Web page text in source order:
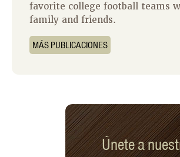
favorite college football teams
family and friends.
MÁS PUBLICACIONES
Únete a